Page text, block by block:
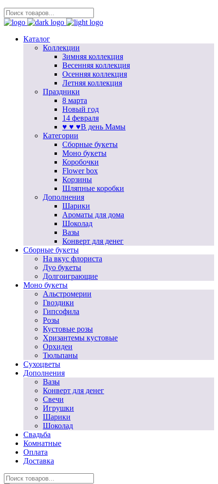
Каталог
Коллекции
Зимняя коллекция
Весенняя коллекция
Осенняя коллекция
Летняя коллекция
Праздники
8 марта
Новый год
14 февраля
♥ ♥ ♥В день Мамы
Категории
Сборные букеты
Моно букеты
Коробочки
Flower box
Корзины
Шляпные коробки
Дополнения
Шарики
Ароматы для дома
Шоколад
Вазы
Конверт для денег
Сборные букеты
На вкус флориста
Дуо букеты
Долгоиграющие
Моно букеты
Альстромерии
Гвоздики
Гипсофила
Розы
Кустовые розы
Хризантемы кустовые
Орхидеи
Тюльпаны
Сухоцветы
Дополнения
Вазы
Конверт для денег
Свечи
Игрушки
Шарики
Шоколад
Свадьба
Комнатные
Оплата
Доставка